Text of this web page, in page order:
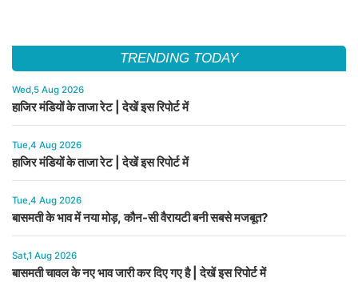
TRENDING TODAY
Wed,5 Aug 2026
हाजिर मंडियों के ताजा रेट | देखें इस रिपोर्ट में
Tue,4 Aug 2026
हाजिर मंडियों के ताजा रेट | देखें इस रिपोर्ट में
Tue,4 Aug 2026
बासमती के भाव में नया मोड़, कौन-सी वैरायटी बनी सबसे मजबूत?
Sat,1 Aug 2026
बासमती चावल के नए भाव जारी कर दिए गए है | देखें इस रिपोर्ट में